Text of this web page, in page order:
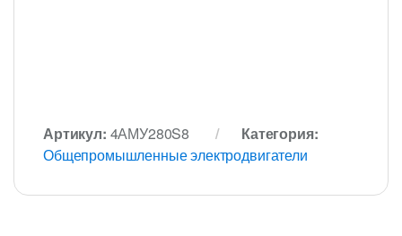
Артикул: 4АМУ280S8
Категория:
Общепромышленные электродвигатели